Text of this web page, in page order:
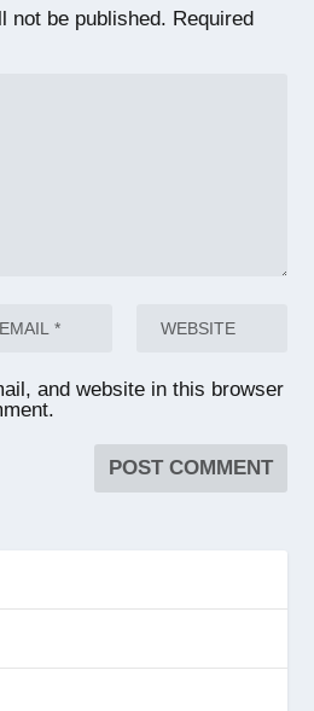
not be published. Required
and website in this browser